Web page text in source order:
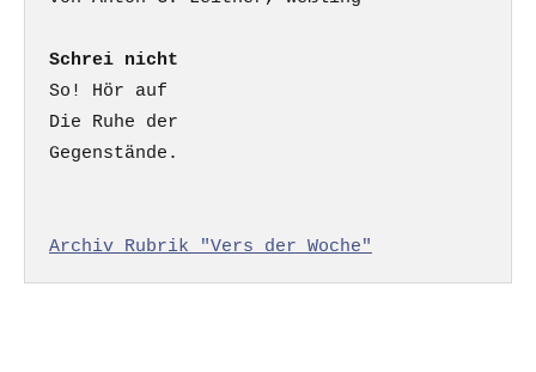
Schrei nicht
So! Hör auf
Die Ruhe der
Gegenstände.
Archiv Rubrik "Vers der Woche"